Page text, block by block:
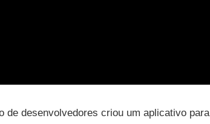
de desenvolvedores criou um aplicativo para